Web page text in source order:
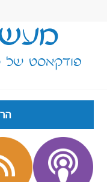
פודקאסט של